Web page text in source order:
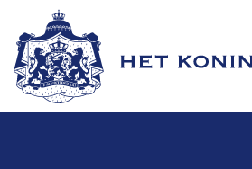
Naar de homepage van Het